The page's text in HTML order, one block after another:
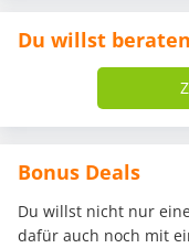
Du willst
Bonus Deals
Du willst nicht nur
dafür auch noch mit